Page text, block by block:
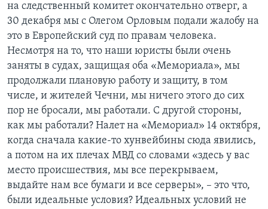
на следственный комитет окончательно отверг, а
30 декабря мы с Олегом Орловым подали жалобу на
это в Европейский суд по правам человека.
Несмотря на то, что наши юристы были очень
заняты в судах, защищая оба «Мемориала», мы
продолжали плановую работу и защиту, в том
числе, и жителей Чечни, мы ничего этого до сих
пор не бросали, мы работали. С другой стороны,
как мы работали? Налет на «Мемориал» 14 октября,
когда сначала какие-то хунвейбины сюда явились,
а потом на их плечах МВД со словами «здесь у вас
место происшествия, мы все перекрываем,
выдайте нам все бумаги и все серверы», – это что,
были идеальные условия? Идеальных условий не